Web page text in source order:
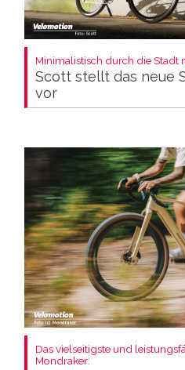
Minimalistisch durch die Stadt
Scott stellt das neue
vor
Das vielseitigste und
Mondraker: